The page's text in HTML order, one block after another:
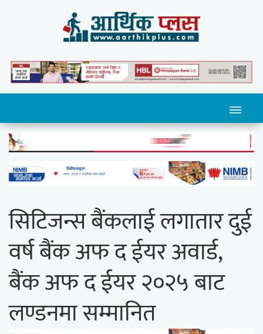
सिटिजन्स बैंकलाई लगातार दुई
वर्ष बैंक अफ द ईयर अवार्ड,
बैंक अफ द ईयर २०२५ बाट
लण्डनमा सम्मानित